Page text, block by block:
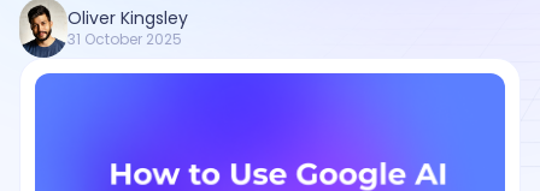
Oliver Kingsley
31 October 2025